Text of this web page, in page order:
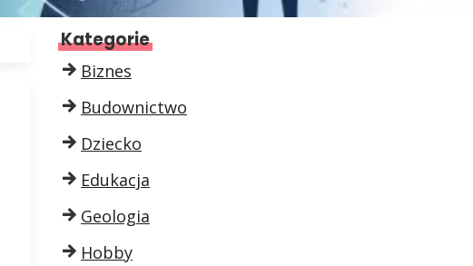
Kategorie
Biznes
Budownictwo
Dziecko
Edukacja
Geologia
Hobby